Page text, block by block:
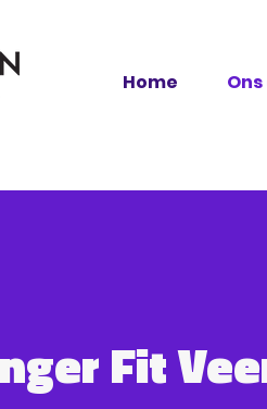
Home
Fit